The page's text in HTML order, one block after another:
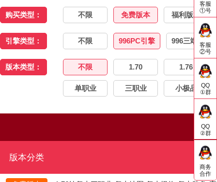
客服
①号
客服
②号
QQ
①群
QQ
②群
商务
合作
购买类型： 不限 免费版本 福利版本
引擎类型： 不限 996PC引擎 996三端引擎
版本类型： 不限 1.70 1.76
单职业 三职业 小极品
版本分类